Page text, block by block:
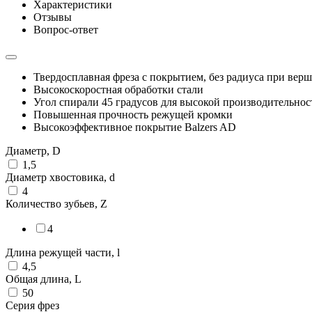
Характеристики
Отзывы
Вопрос-ответ
Твердосплавная фреза с покрытием, без радиуса при
Высокоскоростная обработки стали
Угол спирали 45 градусов для высокой
Повышенная прочность режущей кромки
Высокоэффективное покрытие Balzers AD
Диаметр, D
1,5
Диаметр хвостовика, d
4
Количество зубьев, Z
4
Длина режущей части, l
4,5
Общая длина, L
50
Серия фрез